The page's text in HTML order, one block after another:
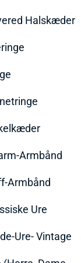
Halskæder
Armbånd
Armbånd
Ure
Ure- Vintage